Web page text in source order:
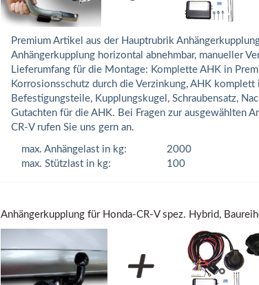
Premium Artikel aus der Hauptrubrik
Anhängerkupplung horizontal abnehmbar, manueller
Lieferumfang für die Montage: Komplette AHK in
Korrosionsschutz durch die Verzinkung, AHK komplett
Befestigungsteile, Kupplungskugel, Schraubensatz,
Gutachten für die AHK. Bei Fragen zur ausgewählten
CR-V rufen Sie uns gern an.
max. Anhängelast in kg:
2000
max. Stützlast in kg:
100
Anhängerkupplung für Honda-CR-V spez. Hybrid,